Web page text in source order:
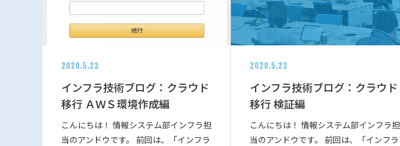
2020.5.23
インフラ技術ブログ：クラウド
移行 ＡＷＳ環境作成編
こんにちは！ 情報システム部インフラ担
当のアンドウです。 前回は、「インフラ
2020.5.23
インフラ技術ブログ：クラウド
移行 検証編
こんにちは！ 情報システム部インフラ担
当のアンドウです。 前回は、「インフラ